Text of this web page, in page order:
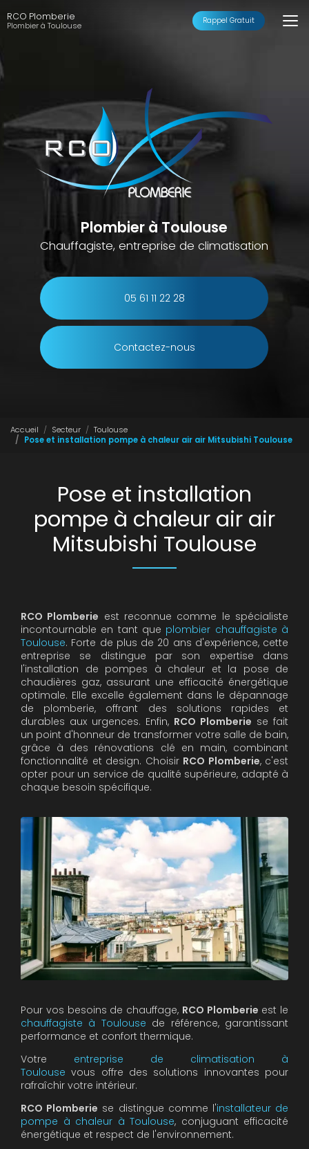
au
contenu
RCO Plomberie
Plombier à Toulouse Rappel Gratuit
Plombier à Toulouse
Chauffagiste, entreprise de climatisation
05 61 11 22 28
Contactez-nous
Accueil Secteur
Toulouse
Pose et installation pompe à chaleur air air Mitsubishi Toulouse
Pose et installation
pompe à chaleur air air
Mitsubishi Toulouse
RCO Plomberie est reconnue comme le spécialiste
incontournable en tant que plombier chauffagiste à
Toulouse. Forte de plus de 20 ans d'expérience, cette
entreprise se distingue par son expertise dans
l'installation de pompes à chaleur et la pose de
chaudières gaz, assurant une efficacité énergétique
optimale. Elle excelle également dans le dépannage
de plomberie, offrant des solutions rapides et
durables aux urgences. Enfin, RCO Plomberie se fait
un point d'honneur de transformer votre salle de bain,
grâce à des rénovations clé en main, combinant
fonctionnalité et design. Choisir RCO Plomberie, c'est
opter pour un service de qualité supérieure, adapté à
chaque besoin spécifique.
Pour vos besoins de chauffage, RCO Plomberie est le
chauffagiste à Toulouse de référence, garantissant
performance et confort thermique.
Votre entreprise de climatisation à
Toulouse vous offre des solutions innovantes pour
rafraîchir votre intérieur.
RCO Plomberie se distingue comme l'installateur de
pompe à chaleur à Toulouse, conjuguant efficacité
énergétique et respect de l'environnement.